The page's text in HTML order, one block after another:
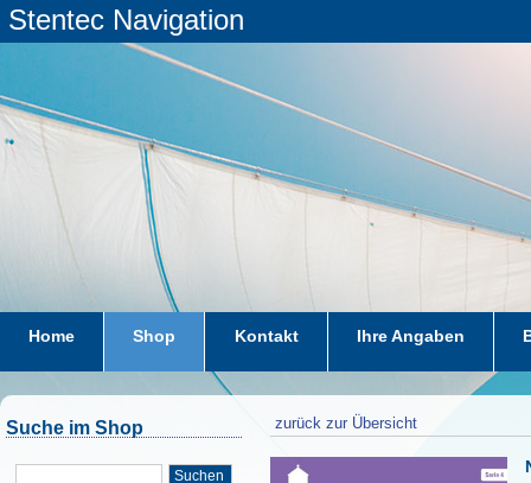
Stentec Navigation
Home Shop Kontakt Ihre Angaben
Suche im Shop
Suchen
zurück zur Übersicht